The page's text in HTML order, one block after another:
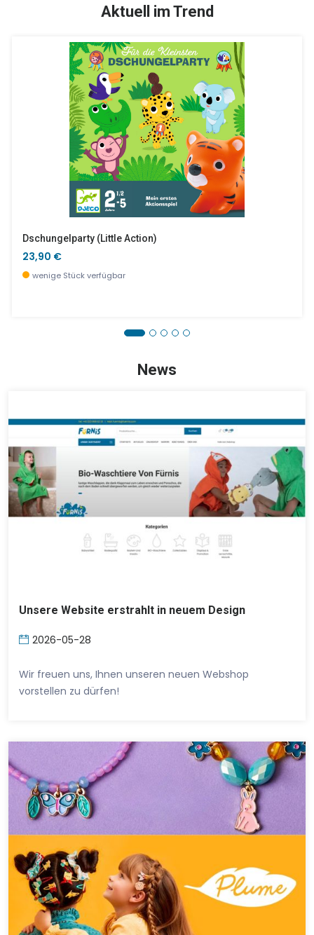
Aquarell-Atelier Im Gegenlicht - Workshop
Aktuell im Trend
Dschungelparty (little Action)
23,90 €
wenige Stück verfügbar
News
Unsere Website erstrahlt in neuem Design
2026-05-28
Wir freuen uns, Ihnen unseren neuen Webshop
vorstellen zu dürfen!